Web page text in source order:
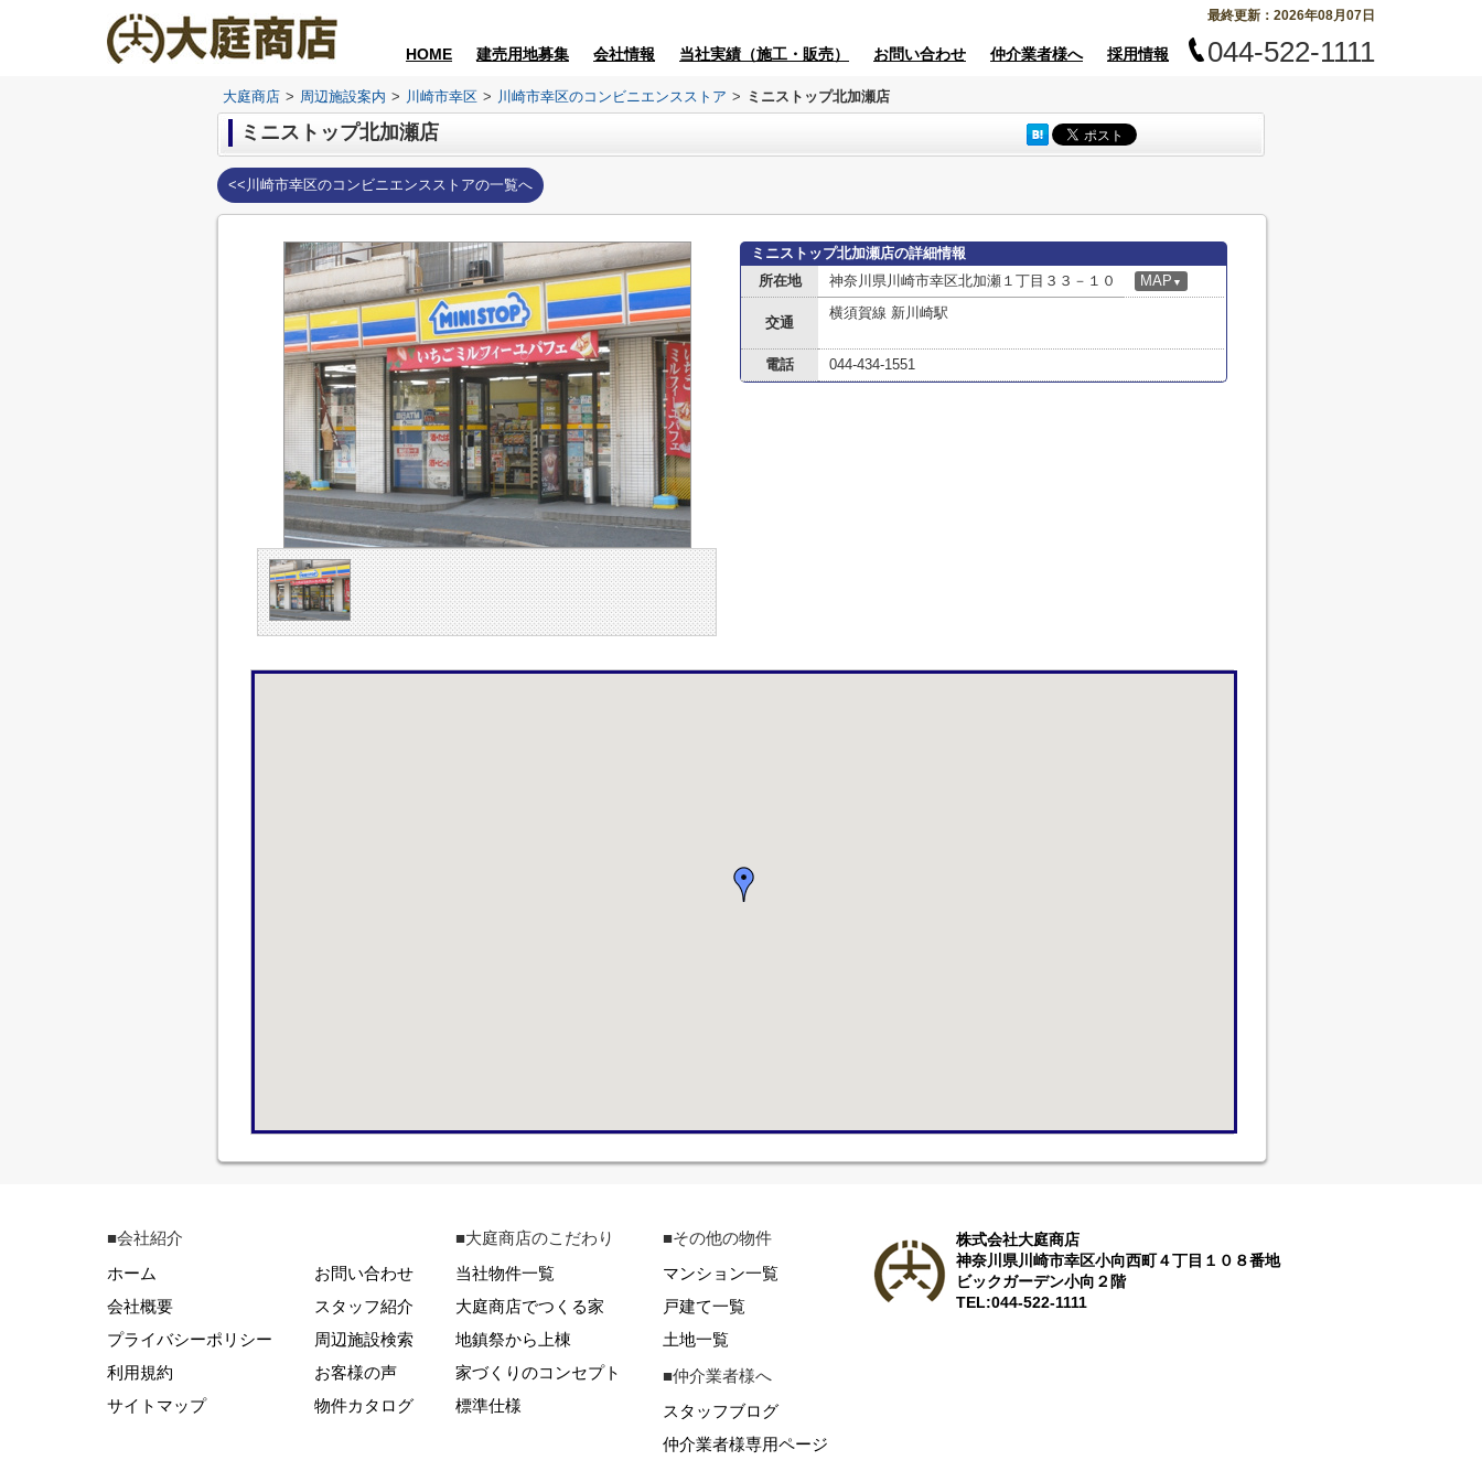
最終更新：2026年08月07日
HOME 建売用地募集 会社情報 当社実績（施工・販売） お問い合わせ 仲介業者様へ 採用情報 044-522-1111
大庭商店 > 周辺施設案内 > 川崎市幸区 > 川崎市幸区のコンビニエンスストア > ミニストップ北加瀬店
ミニストップ北加瀬店
<<川崎市幸区のコンビニエンスストアの一覧へ
ミニストップ北加瀬店の詳細情報
所在地
神奈川県川崎市幸区北加瀬１丁目３３－１０ MAP ▼
交通
横須賀線 新川崎駅
電話 044-434-1551
■会社紹介
ホーム
会社概要
プライバシーポリシー
利用規約
サイトマップ
お問い合わせ
スタッフ紹介
周辺施設検索
お客様の声
物件カタログ
■大庭商店のこだわり
当社物件一覧
大庭商店でつくる家
地鎮祭から上棟
家づくりのコンセプト
標準仕様
■その他の物件
マンション一覧
戸建て一覧
土地一覧
■仲介業者様へ
スタッフブログ
仲介業者様専用ページ
株式会社大庭商店
神奈川県川崎市幸区小向西町４丁目１０８番地
ビックガーデン小向２階
TEL:044-522-1111